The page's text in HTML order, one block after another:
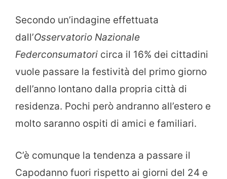
Secondo un’indagine effettuata
dall’Osservatorio Nazionale
Federconsumatori circa il 16% dei cittadini
vuole passare la festività del primo giorno
dell’anno lontano dalla propria città di
residenza. Pochi però andranno all’estero e
molto saranno ospiti di amici e familiari.
C’è comunque la tendenza a passare il
Capodanno fuori rispetto ai giorni del 24 e